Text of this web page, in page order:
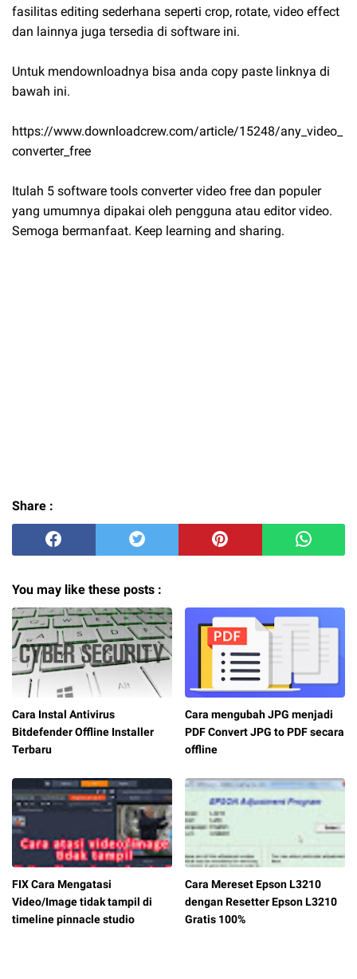
fasilitas editing sederhana seperti crop, rotate, video effect
dan lainnya juga tersedia di software ini.
Untuk mendownloadnya bisa anda copy paste linknya di
bawah ini.
https://www.downloadcrew.com/article/15248/any_video_
converter_free
Itulah 5 software tools converter video free dan populer
yang umumnya dipakai oleh pengguna atau editor video.
Semoga bermanfaat. Keep learning and sharing.
Share :
You may like these posts :
Cara Instal Antivirus
Bitdefender Offline Installer
Terbaru
Cara mengubah JPG menjadi
PDF Convert JPG to PDF secara
offline
FIX Cara Mengatasi
Video/Image tidak tampil di
timeline pinnacle studio
Cara Mereset Epson L3210
dengan Resetter Epson L3210
Gratis 100%